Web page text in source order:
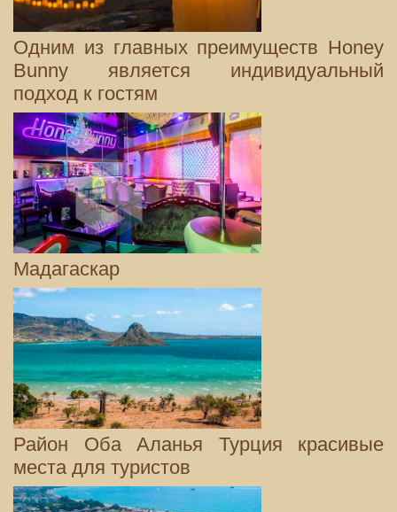
Одним из главных преимуществ Honey
Bunny является индивидуальный
подход к гостям
Мадагаскар
Район Оба Аланья Турция красивые
места для туристов